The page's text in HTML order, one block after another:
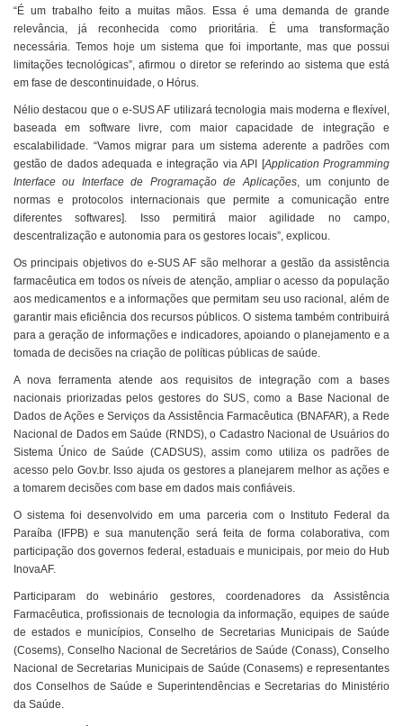
“É um trabalho feito a muitas mãos. Essa é uma demanda de grande
relevância, já reconhecida como prioritária. É uma transformação
necessária. Temos hoje um sistema que foi importante, mas que possui
limitações tecnológicas”, afirmou o diretor se referindo ao sistema que está
em fase de descontinuidade, o Hórus.
Nélio destacou que o e-SUS AF utilizará tecnologia mais moderna e flexível,
baseada em software livre, com maior capacidade de integração e
escalabilidade. “Vamos migrar para um sistema aderente a padrões com
gestão de dados adequada e integração via API [Application Programming
Interface ou Interface de Programação de Aplicações, um conjunto de
normas e protocolos internacionais que permite a comunicação entre
diferentes softwares]. Isso permitirá maior agilidade no campo,
descentralização e autonomia para os gestores locais”, explicou.
Os principais objetivos do e-SUS AF são melhorar a gestão da assistência
farmacêutica em todos os níveis de atenção, ampliar o acesso da população
aos medicamentos e a informações que permitam seu uso racional, além de
garantir mais eficiência dos recursos públicos. O sistema também contribuirá
para a geração de informações e indicadores, apoiando o planejamento e a
tomada de decisões na criação de políticas públicas de saúde.
A nova ferramenta atende aos requisitos de integração com a bases
nacionais priorizadas pelos gestores do SUS, como a Base Nacional de
Dados de Ações e Serviços da Assistência Farmacêutica (BNAFAR), a Rede
Nacional de Dados em Saúde (RNDS), o Cadastro Nacional de Usuários do
Sistema Único de Saúde (CADSUS), assim como utiliza os padrões de
acesso pelo Gov.br. Isso ajuda os gestores a planejarem melhor as ações e
a tomarem decisões com base em dados mais confiáveis.
O sistema foi desenvolvido em uma parceria com o Instituto Federal da
Paraíba (IFPB) e sua manutenção será feita de forma colaborativa, com
participação dos governos federal, estaduais e municipais, por meio do Hub
InovaAF.
Participaram do webinário gestores, coordenadores da Assistência
Farmacêutica, profissionais de tecnologia da informação, equipes de saúde
de estados e municípios, Conselho de Secretarias Municipais de Saúde
(Cosems), Conselho Nacional de Secretários de Saúde (Conass), Conselho
Nacional de Secretarias Municipais de Saúde (Conasems) e representantes
dos Conselhos de Saúde e Superintendências e Secretarias do Ministério
da Saúde.